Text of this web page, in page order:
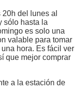
del lunes al
sólo hasta la
es solo una
valable para tomar
hora. Es fácil ver
que mejor comprar
a la estación de